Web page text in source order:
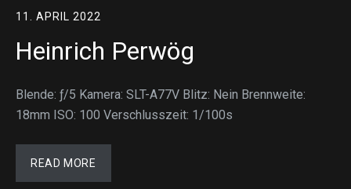
11. APRIL 2022
Heinrich Perwög
Blende: ƒ/5 Kamera: SLT-A77V Blitz: Nein Brennweite:
18mm ISO: 100 Verschlusszeit: 1/100s
READ MORE